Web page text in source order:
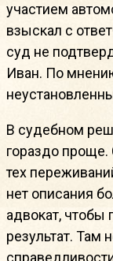
участием
взыскал с
суд не
Иван. По
В судебном
гораздо
тех
нет описания
адвокат, чтобы
результат. Там